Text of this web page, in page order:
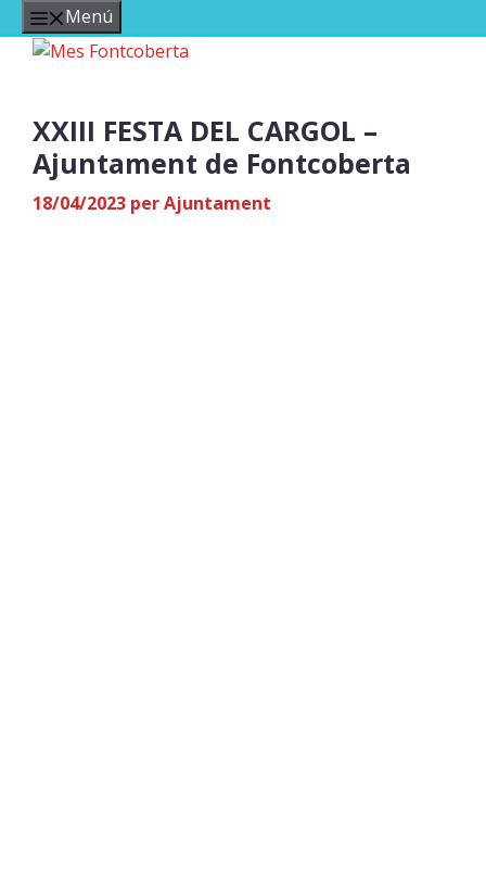
al
Menú
XXIII FESTA DEL CARGOL –
Ajuntament de Fontcoberta
18/04/2023 perAjuntament